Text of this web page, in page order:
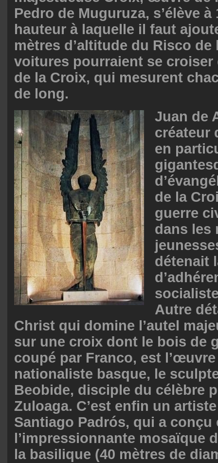
Pedro de Muguruza, s’élève à
hauteur à laquelle il faut
mètres d’altitude du Risco de
voitures pourraient se croiser
de la Croix, qui mesurent
de long.
Juan de
créateur
en
de la
guerre
dans les
détenait
Autre
Christ qui domine l’autel
sur une croix dont le bois de
coupé par Franco, est l’œuvre
nationaliste basque, le
Beobide, disciple du célèbre
Zuloaga. C’est enfin un
Santiago Padrós, qui a conçu
l’impressionnante mosaïque
la basilique (40 mètres de